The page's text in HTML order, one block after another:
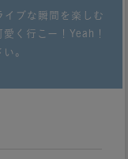
ブな瞬間を楽しむ
く行こー！Yeah！
。